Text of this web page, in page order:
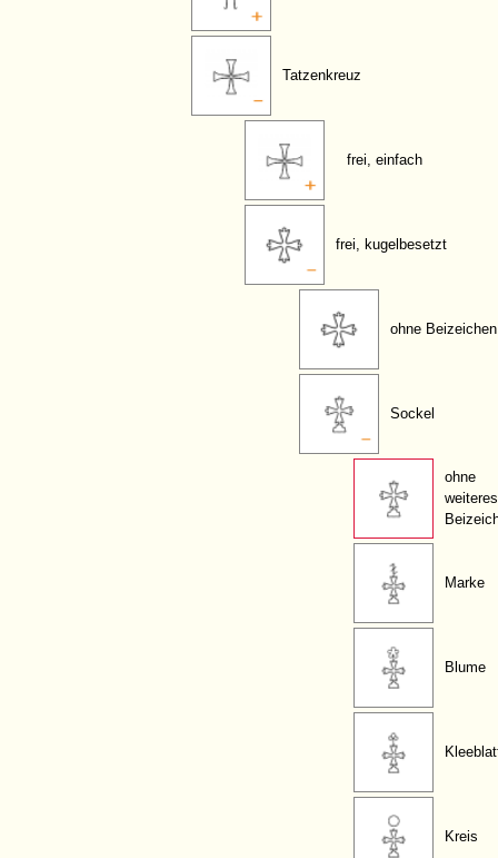
Tatzenkreuz
frei, einfach
frei, kugelbesetzt
ohne Beizeichen
Sockel
ohne
weiteres
Marke
Blume
Kreis